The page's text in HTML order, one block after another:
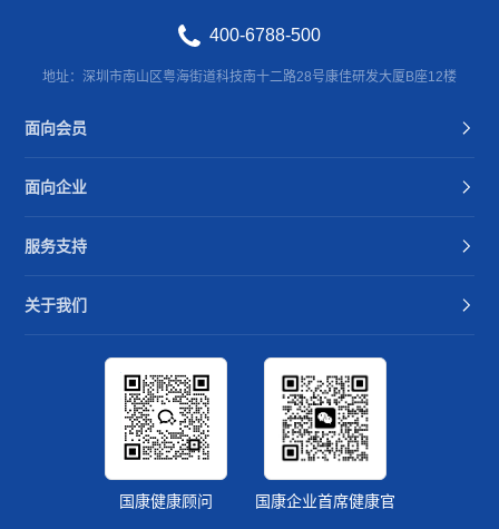
400-6788-500
地址：深圳市南山区粤海街道科技南十二路28号康佳研发大厦B座12楼
面向会员
面向企业
服务支持
关于我们
国康健康顾问 国康企业首席健康官